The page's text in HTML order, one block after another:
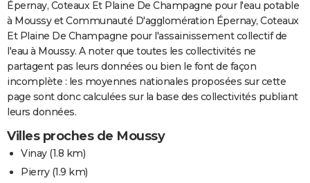
Épernay, Coteaux Et Plaine De Champagne pour l'eau potable
à Moussy et Communauté D'agglomération Épernay, Coteaux
Et Plaine De Champagne pour l'assainissement collectif de
l'eau à Moussy. A noter que toutes les collectivités ne
partagent pas leurs données ou bien le font de façon
incomplète : les moyennes nationales proposées sur cette
page sont donc calculées sur la base des collectivités publiant
leurs données.
Villes proches de Moussy
Vinay(1.8 km)
Pierry(1.9 km)